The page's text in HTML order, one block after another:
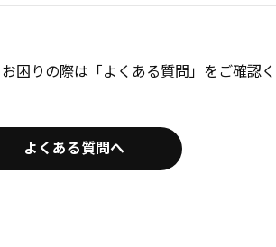
困りの際は「よくある質問」をご確認く
よくある質問へ